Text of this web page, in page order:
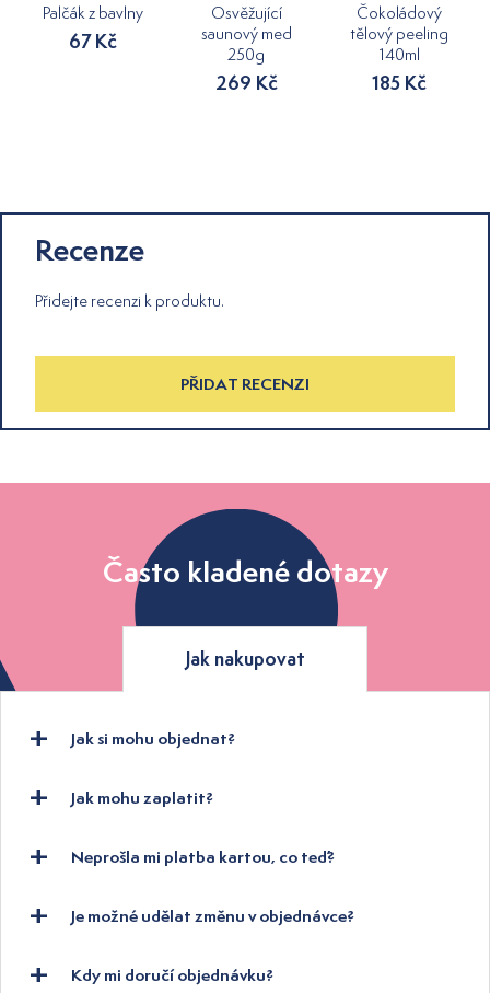
Palčák z bavlny
67 Kč
Osvěžující
saunový med
250g
269 Kč
Čokoládový
tělový peeling
140ml
185 Kč
Recenze
Přidejte recenzi k produktu.
PŘIDAT RECENZI
Často kladené dotazy
Jak nakupovat
Jak si mohu objednat?
Jak mohu zaplatit?
Neprošla mi platba kartou, co teď?
Je možné udělat změnu v objednávce?
Kdy mi doručí objednávku?